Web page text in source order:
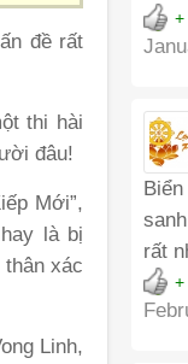
đề rất
thi hài
đâu!
Mới”,
là bị
xác
Linh,
+
rất
+